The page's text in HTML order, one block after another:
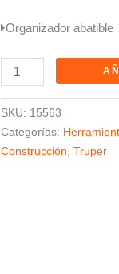
Organizador abatible
SKU: 15563
Categorías:
Construcción, Truper